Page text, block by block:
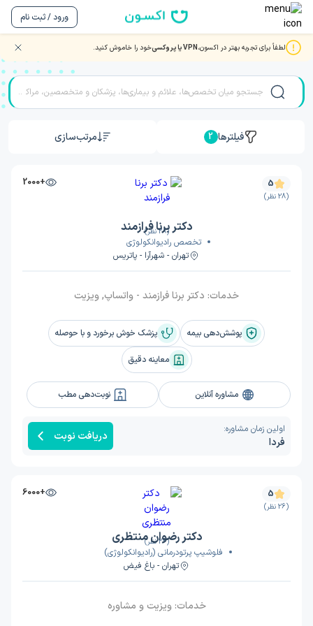
ورود / ثبت نام
لطفاً برای تجربه بهتر در اکسون،VPN یا پروکسی خود را خاموش کنید.
بررسی جواب آزمایش آنلاین با بهترین دکتر و متخصصان
فیلترها 2 مرتب‌سازی
(28 نظر)
+2000 5
(28 نظر)
دکتر برنا فرازمند
تخصص رادیوانکولوژی
تهران - شهرآرا - پاتریس
خدمات: دکتر برنا فرازمند - واتساپ, ویزیت
پوشش‌دهی بیمه پزشک خوش برخورد و با حوصله
معاینه دقیق
مشاوره آنلاین نوبت‌دهی مطب
اولین زمان مشاوره:
فردا دریافت نوبت
(26 نظر)
+6000 5
(26 نظر)
دکتر رضوان منتظری
فلوشیپ پرتودرمانی (رادیوانکولوژی)
تهران - باغ فیض
خدمات:ویزیت و مشاوره